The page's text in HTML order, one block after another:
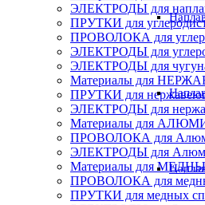
ЭЛЕКТРОДЫ для
ПРУТКИ для
ПРОВОЛОКА для
ЭЛЕКТРОДЫ для
ЭЛЕКТРОДЫ для
Материалы для
ПРУТКИ для
ЭЛЕКТРОДЫ для
Материалы для
ПРОВОЛОКА для
ЭЛЕКТРОДЫ для
Материалы для
ПРОВОЛОКА для
ПРУТКИ для медных